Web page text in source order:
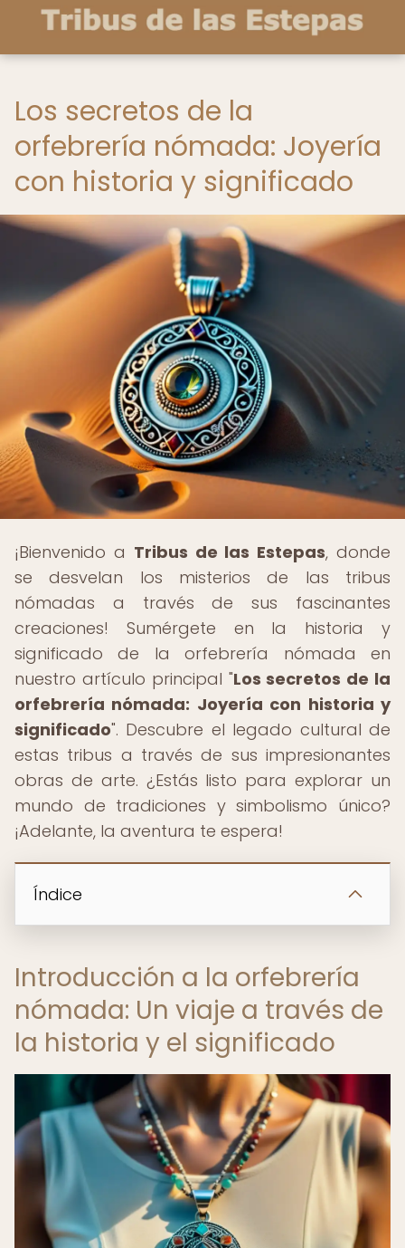
Los secretos de la
orfebrería nómada: Joyería
con historia y significado
¡Bienvenido a Tribus de las Estepas, donde
se desvelan los misterios de las tribus
nómadas a través de sus fascinantes
creaciones! Sumérgete en la historia y
significado de la orfebrería nómada en
nuestro artículo principal "Los secretos de la
orfebrería nómada: Joyería con historia y
significado". Descubre el legado cultural de
estas tribus a través de sus impresionantes
obras de arte. ¿Estás listo para explorar un
mundo de tradiciones y simbolismo único?
¡Adelante, la aventura te espera!
Índice
Introducción a la orfebrería
nómada: Un viaje a través de
la historia y el significado